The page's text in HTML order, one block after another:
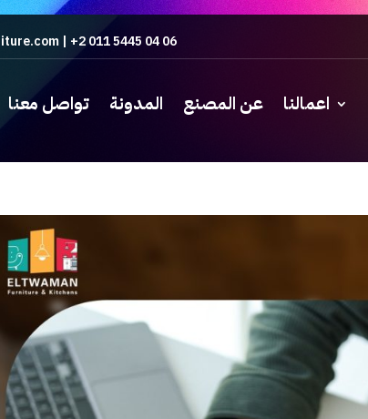
| +2 011 5445 04 06
اعمالنا عن المصنع المدونة تواصل معنا